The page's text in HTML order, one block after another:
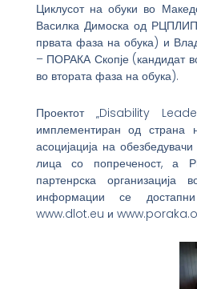
Циклусот на обуки во
Василка Димоска од
првата фаза на обука) и
– ПОРАКА Скопје (кандидат
во втората фаза на обука).
Проектот „Disability
имплементиран од
асоцијација на
лица со попреченост,
партенрска организација
информации се
www.dlot.eu и